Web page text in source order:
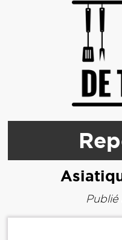
Publié